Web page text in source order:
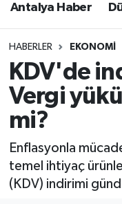
Antalya Haber
HABERLER EKONOMI
KDV'de
Vergi
mi?
Enflasyonla
temel ihtiyaç
(KDV) indirimi
Genel
Güncel
Güvenlik
Tüm Manşetler
Son Dakika
Haber Arşivi